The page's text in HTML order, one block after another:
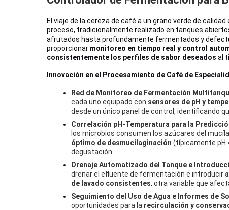
El viaje de la cereza de café a un grano verde de
proceso, tradicionalmente realizado en tanques
afrutados hasta profundamente fermentados y
proporcionar monitoreo en tiempo real y control
consistentemente los perfiles de sabor deseados al
Innovación en el Procesamiento de Café de
Red de Monitoreo de Fermentación
cada uno equipado con sensores de pH y
desde un único panel de control, identificando
Correlación pH-Temperatura para la
los microbios consumen los azúcares del
óptimo de desmucilaginación (típicamente pH
degustación.
Drenaje Automatizado del Tanque e
drenar el efluente de fermentación e introducir
de lavado consistentes, otra variable que
Seguimiento del Uso de Agua e Informes de
oportunidades para la recirculación y